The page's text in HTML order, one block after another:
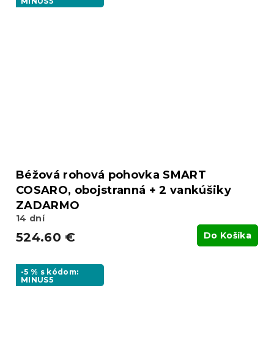
Béžová rohová pohovka SMART
COSARO, obojstranná + 2 vankúšiky
ZADARMO
14 dní
524.60 € Do Košíka
-5 % s kódom:
MINUS5